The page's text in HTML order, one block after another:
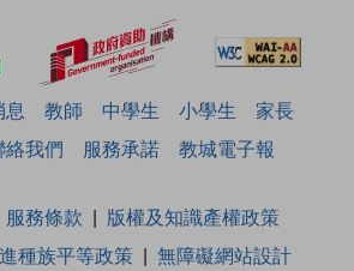
息 教師 中學生 小學生
家長
絡我們 服務承諾 教城電子報
服務條款
版權及知識產權政策
種族平等政策 無障礙網站設計